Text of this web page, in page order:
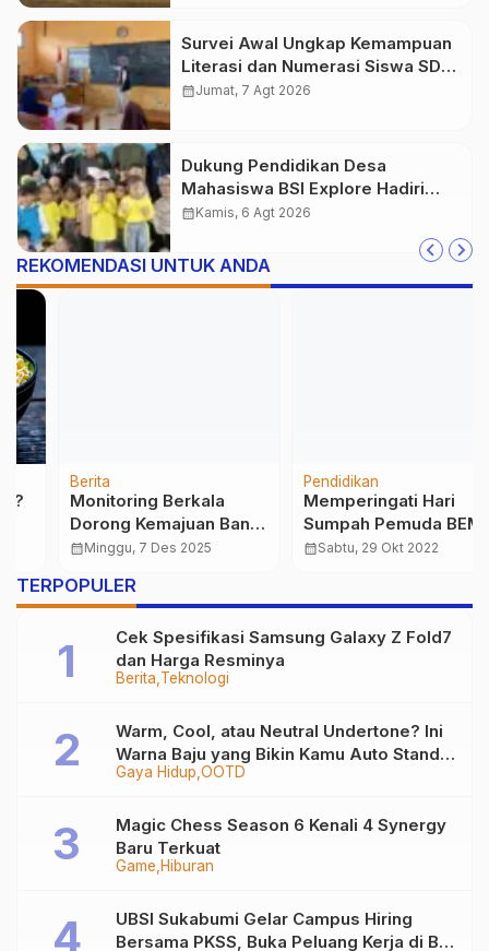
Survei Awal Ungkap Kemampuan
Literasi dan Numerasi Siswa SDN
Simpenan
calendar_monthJumat, 7 Agt 2026
Dukung Pendidikan Desa
Mahasiswa BSI Explore Hadiri
Peresmian TK PGRI Al-Istiqomah
calendar_monthKamis, 6 Agt 2026
REKOMENDASI UNTUK ANDA
Monitoring Berkala
Dorong Kemajuan Bank
Sampah IPPEC
Minggu, 7 Des 2025
Pendidikan
Memperingati Hari
Sumpah Pemuda BEM
Universitas BSI
Sabtu, 29 Okt 2022
…
TERPOPULER
Berita Teknologi
Cek Spesifikasi Samsung Galaxy Z Fold7
dan Harga Resminya
Gaya Hidup OOTD
Warm, Cool, atau Neutral Undertone? Ini
Warna Baju yang Bikin Kamu Auto Stand
Out
Game Hiburan
Magic Chess Season 6 Kenali 4 Synergy
Baru Terkuat
UBSI Sukabumi Gelar Campus Hiring
Bersama PKSS, Buka Peluang Kerja di BRI